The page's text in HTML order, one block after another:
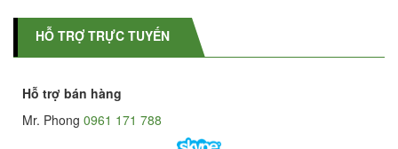
HỖ TRỢ TRỰC TUYẾN
Hỗ trợ bán hàng
Mr. Phong 0961 171 788